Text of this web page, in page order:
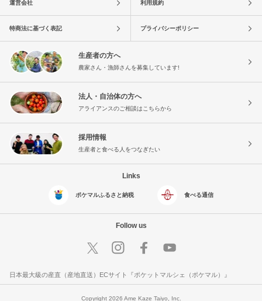
運営会社 利用規約
特商法に基づく表記 プライバシーポリシー
生産者の方へ
農家さん・漁師さんを募集しています!
法人・自治体の方へ
アライアンスのご相談はこちらから
採用情報
生産者と食べる人をつなぎたい
Links
ポケマルふるさと納税 食べる通信
Follow us
日本最大級の産直（産地直送）ECサイト『ポケットマルシェ（ポケマル）』
Copyright 2026 Ame Kaze Taiyo, Inc.